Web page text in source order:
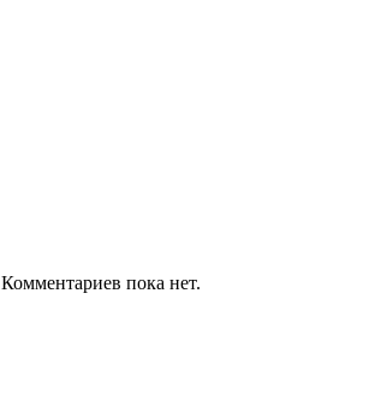
Комментариев пока нет.